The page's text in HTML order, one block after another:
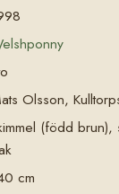
Olsson,
(född
cm